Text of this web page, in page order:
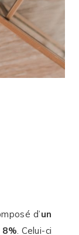
d’un
8%. Celui-ci